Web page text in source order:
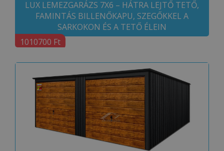
LUX LEMEZGARÁZS 7X6 – HÁTRA LEJTŐ TETŐ,
FAMINTÁS BILLENŐKAPU, SZEGŐKKEL A
SARKOKON ÉS A TETŐ ÉLEIN
1010700 Ft